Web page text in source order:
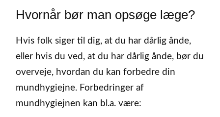
Hvornår bør man opsøge læge?
Hvis folk siger til dig, at du har dårlig ånde,
eller hvis du ved, at du har dårlig ånde, bør du
overveje, hvordan du kan forbedre din
mundhygiejne. Forbedringer af
mundhygiejnen kan bl.a. være: